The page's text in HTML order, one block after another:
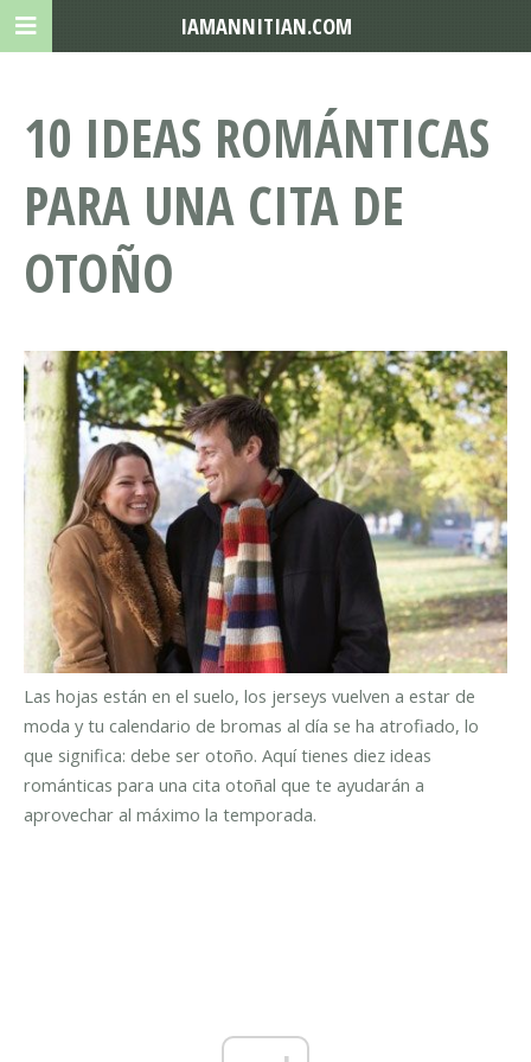
10 IDEAS ROMÁNTICAS
PARA UNA CITA DE
OTOÑO
Las hojas están en el suelo, los jerseys vuelven a estar de
moda y tu calendario de bromas al día se ha atrofiado, lo
que significa: debe ser otoño. Aquí tienes diez ideas
románticas para una cita otoñal que te ayudarán a
aprovechar al máximo la temporada.
IAMANNITIAN.COM